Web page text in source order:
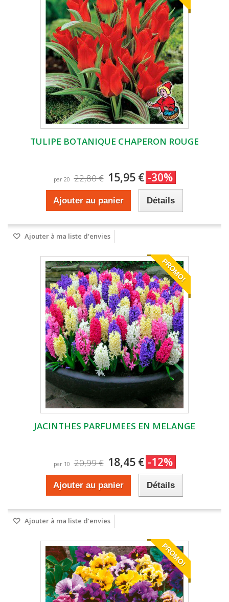
TULIPE BOTANIQUE CHAPERON ROUGE
par 20 22,80 € 15,95 € -30%
Ajouter au panier Détails
Ajouter à ma liste d'envies
PROMO!
JACINTHES PARFUMEES EN MELANGE
par 10 20,99 € 18,45 € -12%
Ajouter au panier Détails
Ajouter à ma liste d'envies
PROMO!